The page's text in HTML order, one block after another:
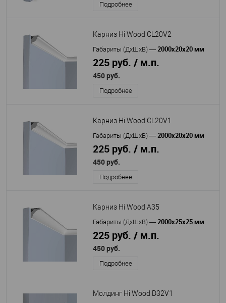
Подробнее
Карниз Hi Wood CL20V2
Габариты (ДхШхВ) — 2000x20x20 мм
225 руб. / м.п.
450 руб.
Подробнее
Карниз Hi Wood CL20V1
Габариты (ДхШхВ) — 2000x20x20 мм
225 руб. / м.п.
450 руб.
Подробнее
Карниз Hi Wood A35
Габариты (ДхШхВ) — 2000x25x25 мм
225 руб. / м.п.
450 руб.
Подробнее
Молдинг Hi Wood D32V1